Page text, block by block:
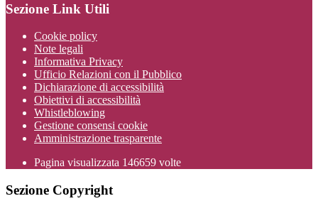
Sezione Link Utili
Cookie policy
Note legali
Informativa Privacy
Ufficio Relazioni con il Pubblico
Dichiarazione di accessibilità
Obiettivi di accessibilità
Whistleblowing
Gestione consensi cookie
Amministrazione trasparente
Pagina visualizzata 146659 volte
Sezione Copyright